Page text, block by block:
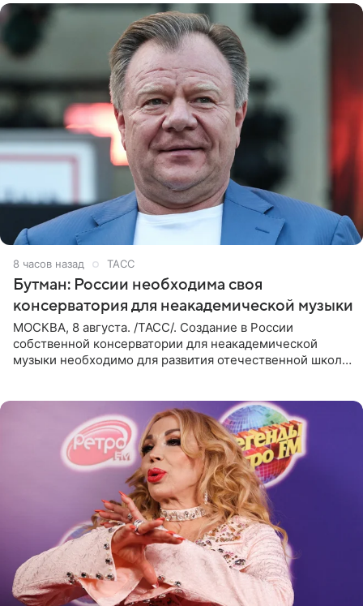
8 часов назад ТАСС
Бутман: России необходима своя
консерватория для неакадемической музыки
МОСКВА, 8 августа. /ТАСС/. Создание в России
собственной консерватории для неакадемической
музыки необходимо для развития отечественной школы